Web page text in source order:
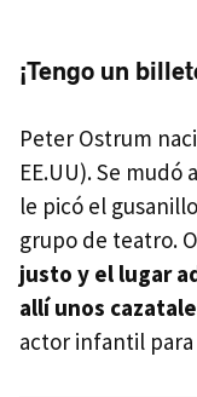
¡Tengo un
Peter Ostrum
EE.UU). Se mudó
le picó el
grupo de teatro.
justo y el lugar
allí unos
actor infantil